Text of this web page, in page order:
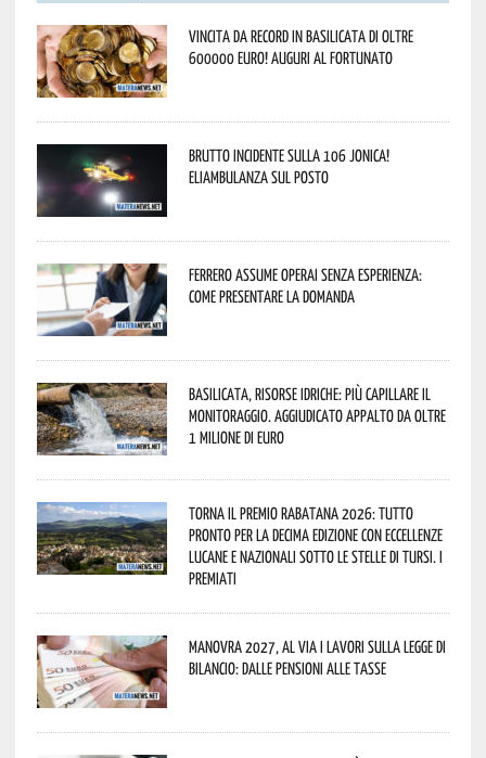
Vincita da record in Basilicata di oltre
600000 euro! Auguri al fortunato
Brutto incidente sulla 106 Jonica!
Eliambulanza sul posto
Ferrero assume operai senza esperienza:
come presentare la domanda
Basilicata, Risorse idriche: più capillare il
monitoraggio. Aggiudicato appalto da oltre
1 milione di euro
Torna il Premio Rabatana 2026: tutto
pronto per la decima edizione con eccellenze
lucane e nazionali sotto le stelle di Tursi. I
premiati
Manovra 2027, al via i lavori sulla Legge di
Bilancio: dalle pensioni alle tasse